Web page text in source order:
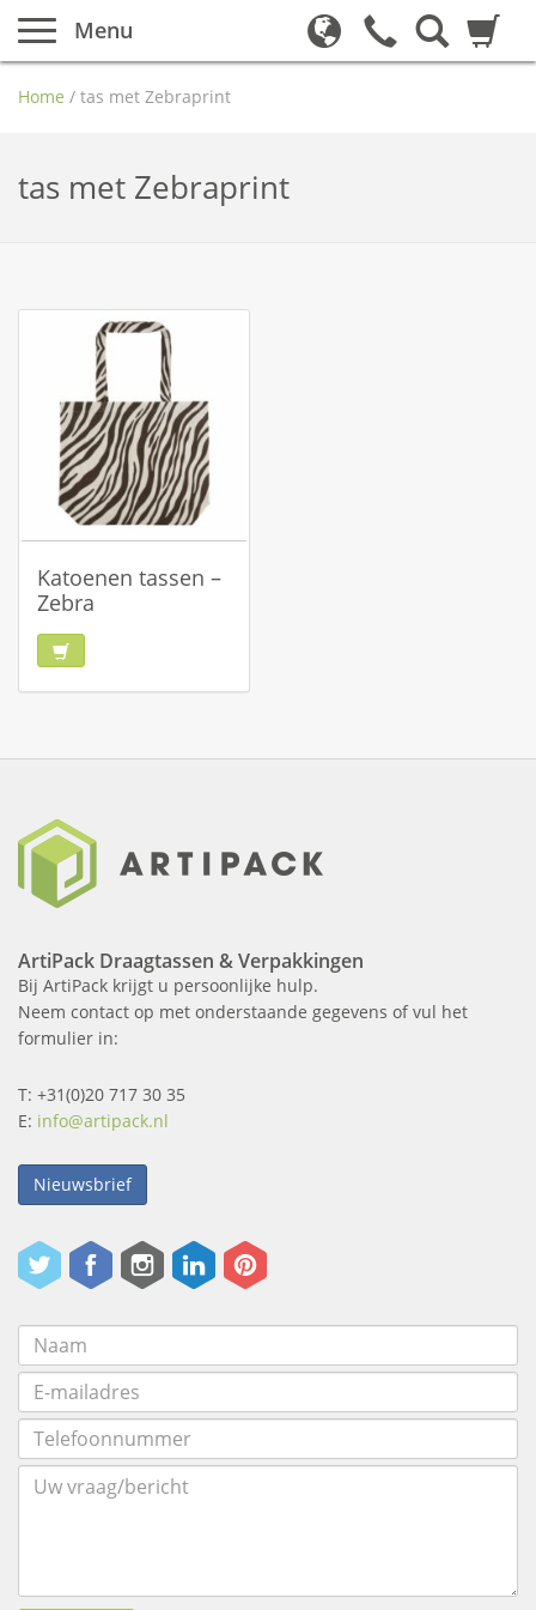
Menu
Home / tas met Zebraprint
tas met Zebraprint
Katoenen tassen –
Zebra
ArtiPack Draagtassen & Verpakkingen
Bij ArtiPack krijgt u persoonlijke hulp.
Neem contact op met onderstaande gegevens of vul het
formulier in:
T: +31(0)20 717 30 35
E: info@artipack.nl
Nieuwsbrief